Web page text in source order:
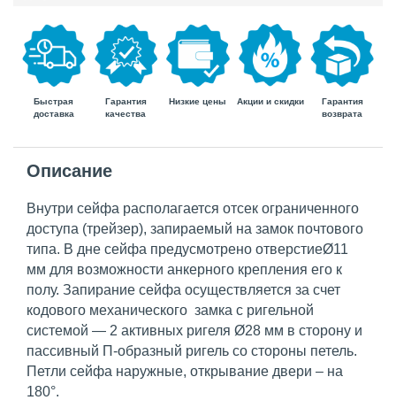
Быстрая
доставка
Гарантия
качества
Низкие цены Акции и скидки
Гарантия
возврата
Описание
Внутри сейфа располагается отсек ограниченного
доступа (трейзер), запираемый на замок почтового
типа. В дне сейфа предусмотрено отверстиеØ11
мм для возможности анкерного крепления его к
полу. Запирание сейфа осуществляется за счет
кодового механического замка с ригельной
системой — 2 активных ригеля Ø28 мм в сторону и
пассивный П-образный ригель со стороны петель.
Петли сейфа наружные, открывание двери – на
180°.